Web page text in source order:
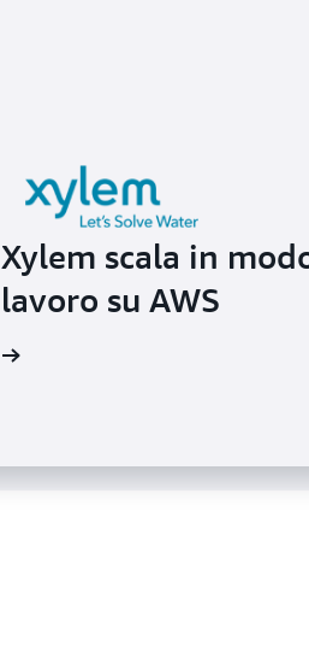
Xylem scala in
lavoro su AWS
Behavox migliora il
delle identità e